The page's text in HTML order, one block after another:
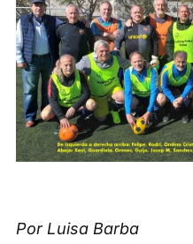
Por Luisa Barba